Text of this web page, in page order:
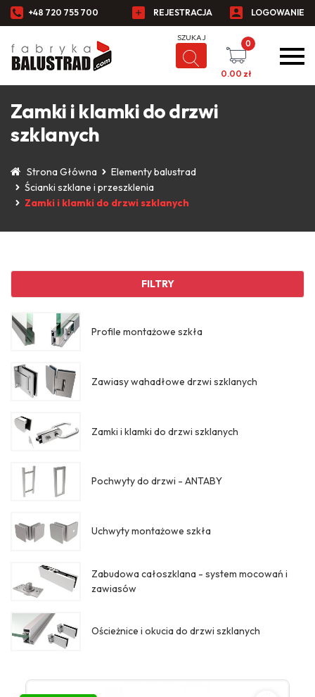
+48 720 755 700 REJESTRACJA LOGOWANIE
0
0.00 zł
Zamki i klamki do drzwi
szklanych
Strona Główna
Elementy balustrad
Ścianki szklane i przeszklenia
Zamki i klamki do drzwi szklanych
FILTRY
Profile montażowe szkła
Zawiasy wahadłowe drzwi szklanych
Zamki i klamki do drzwi szklanych
Pochwyty do drzwi - ANTABY
Uchwyty montażowe szkła
Zabudowa całoszklana - system mocowań i
zawiasów
Ościeżnice i okucia do drzwi szklanych